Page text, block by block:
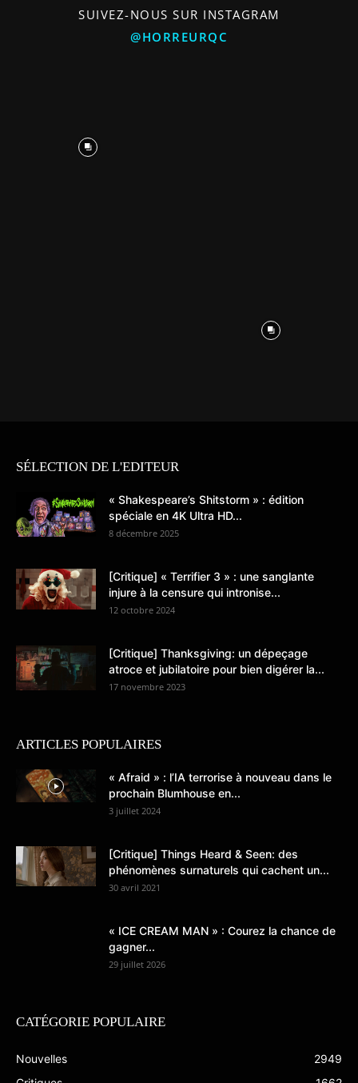
SUIVEZ-NOUS SUR INSTAGRAM
@HORREURQC
SÉLECTION DE L'EDITEUR
« Shakespeare’s Shitstorm » : édition
spéciale en 4K Ultra HD...
8 décembre 2025
[Critique] « Terrifier 3 » : une sanglante
injure à la censure qui intronise...
12 octobre 2024
[Critique] Thanksgiving: un dépeçage
atroce et jubilatoire pour bien digérer la...
17 novembre 2023
ARTICLES POPULAIRES
« Afraid » : l’IA terrorise à nouveau dans le
prochain Blumhouse en...
3 juillet 2024
[Critique] Things Heard & Seen: des
phénomènes surnaturels qui cachent un...
30 avril 2021
« ICE CREAM MAN » : Courez la chance de
gagner...
29 juillet 2026
CATÉGORIE POPULAIRE
Nouvelles
2949